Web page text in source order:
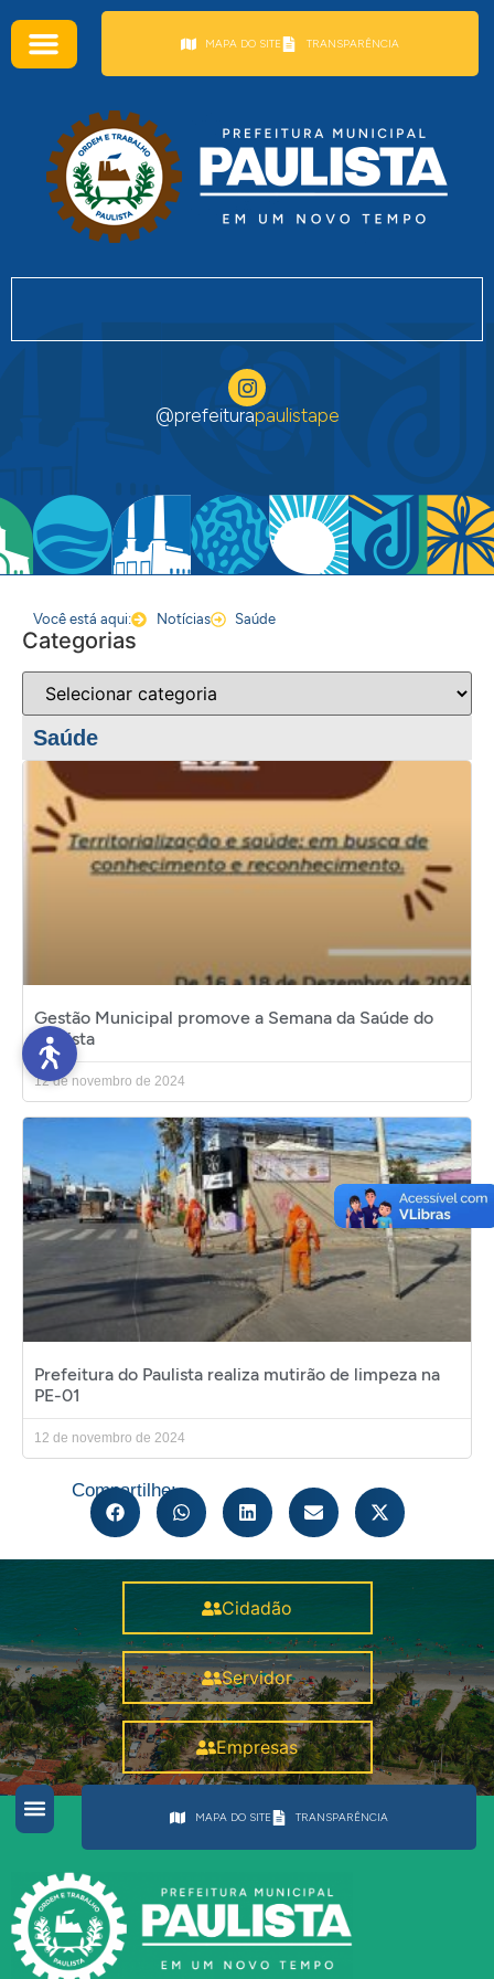
MAPA DO SITE TRANSPARÊNCIA
@prefeiturapaulistape
Você está aqui: Notícias Saúde
Categorias
Saúde
Gestão Municipal promove a Semana da Saúde do
Paulista
12 de novembro de 2024
Prefeitura do Paulista realiza mutirão de limpeza na
PE-01
12 de novembro de 2024
Compartilhe:
Cidadão
Servidor
Empresas
MAPA DO SITE TRANSPARÊNCIA